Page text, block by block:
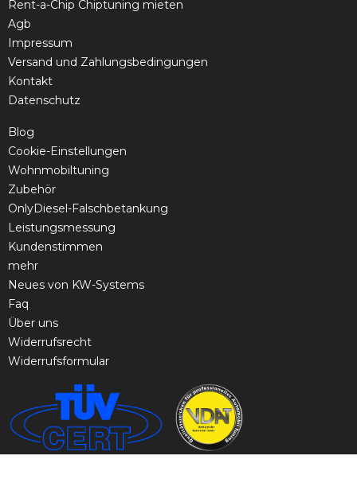
Rent-a-Chip Chiptuning mieten
Agb
Impressum
Versand und Zahlungsbedingungen
Kontakt
Datenschutz
Blog
Cookie-Einstellungen
Wohnmobiltuning
Zubehör
OnlyDiesel-Falschbetankung
Leistungsmessung
Kundenstimmen
mehr
Neues von KW-Systems
Faq
Über uns
Widerrufsrecht
Widerrufsformular